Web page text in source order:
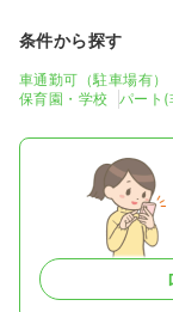
条件から探す
車通勤可（駐車場有）
保育園・学校
パート(